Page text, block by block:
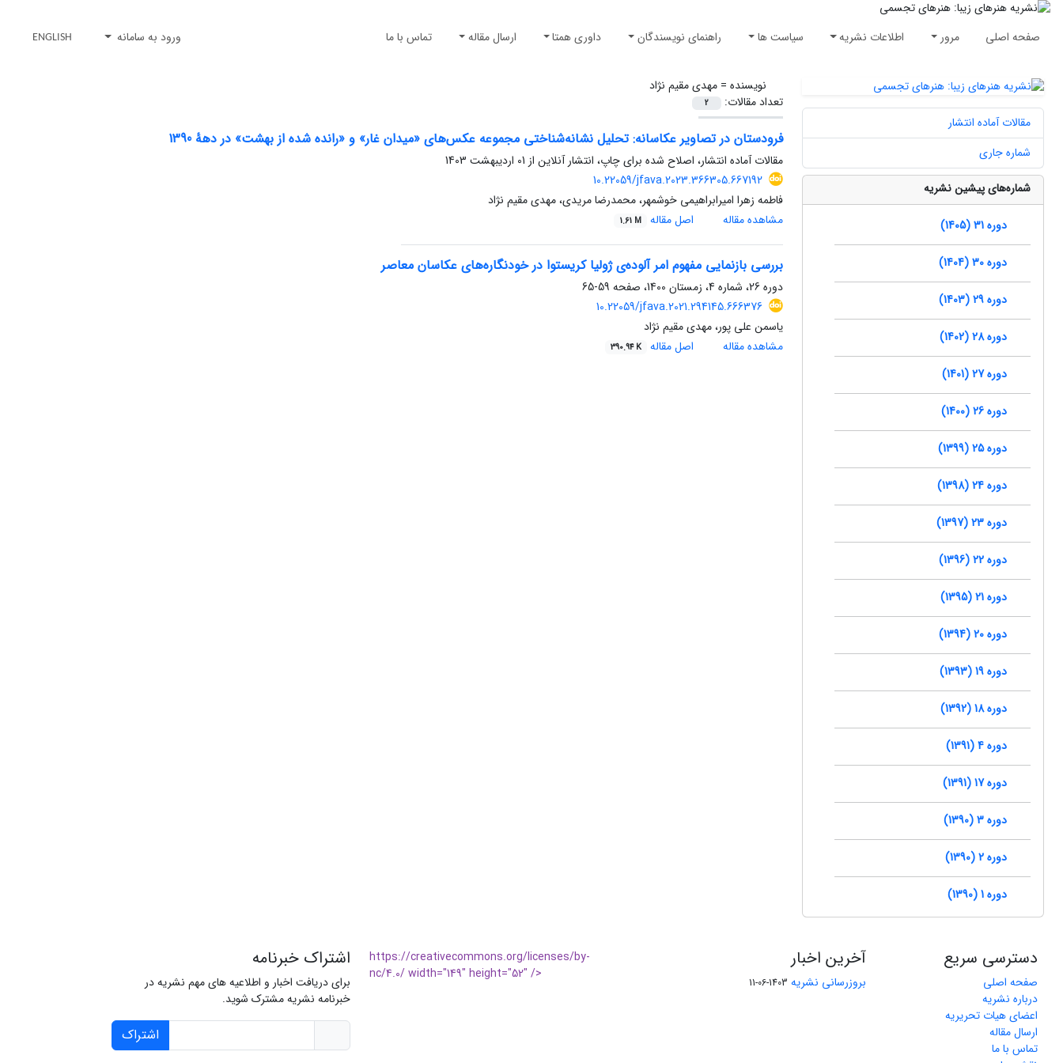
صفحه اصلی مرور اطلاعات نشریه سیاست ها راهنمای نویسندگان داوری همتا ارسال مقاله تماس با ما ورود به سامانه ENGLISH
نویسنده =مهدی مقیم نژاد
تعداد مقالات:
2
فرودستان در تصاویر عکاسانه: تحلیل نشانه‌شناختی مجموعه‌ عکس‌های «میدان غار» و «رانده شده از بهشت» در دهۀ 1390
مقالات آماده انتشار، اصلاح شده برای چاپ، انتشار آنلاین از 01 اردیبهشت 1403
10.22059/jfava.2023.366305.667192
فاطمه زهرا امیرابراهیمی خوشمهر، محمدرضا مریدی، مهدی مقیم نژاد
مشاهده مقاله
اصل مقاله 1.61 M
بررسی بازنمایی مفهوم امر آلوده‌ی ژولیا کریستوا در خودنگاره‌های عکاسان معاصر
دوره 26، شماره 4، زمستان 1400، صفحه
59-65
10.22059/jfava.2021.294145.666376
یاسمن علی پور، مهدی مقیم نژاد
مشاهده مقاله
اصل مقاله 390.94 K
مقالات آماده انتشار
شماره جاری
شماره‌های پیشین نشریه
دوره 31 (1405)
دوره 30 (1404)
دوره 29 (1403)
دوره 28 (1402)
دوره 27 (1401)
دوره 26 (1400)
دوره 25 (1399)
دوره 24 (1398)
دوره 23 (1397)
دوره 22 (1396)
دوره 21 (1395)
دوره 20 (1394)
دوره 19 (1393)
دوره 18 (1392)
دوره 4 (1391)
دوره 17 (1391)
دوره 3 (1390)
دوره 2 (1390)
دوره 1 (1390)
دسترسی سریع
صفحه اصلی
درباره نشریه
اعضای هیات تحریریه
ارسال مقاله
تماس با ما
آخرین اخبار
بروزرسانی نشریه 1403-06-11
https://creativecommons.org/licenses/by-
nc/4.0/ width="149" height="52" />
اشتراک خبرنامه
برای دریافت اخبار و اطلاعیه های مهم نشریه در
خبرنامه نشریه مشترک شوید.
اشتراک